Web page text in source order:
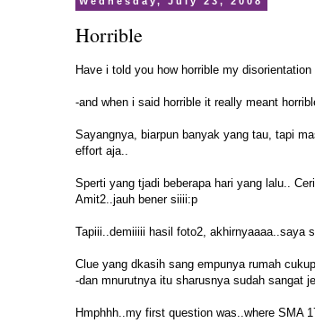
Horrible
Have i told you how horrible my disorientation
-and when i said horrible it really meant
Sayangnya, biarpun banyak yang tau, tapi
effort aja..
Sperti yang tjadi beberapa hari yang lalu..
Amit2..jauh bener siiii:p
Tapiii..demiiiii hasil foto2, akhirnyaaaa..saya
Clue yang dkasih sang empunya rumah
-dan mnurutnya itu sharusnya sudah sangat
Hmphhh..my first question was..where SMA